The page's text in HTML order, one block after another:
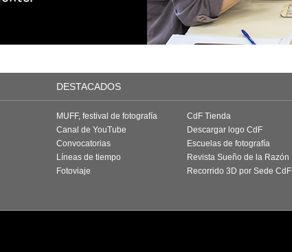
DESTACADOS
MUFF, festival de fotografía
Canal de YouTube
Convocatorias
Líneas de tiempo
Fotoviaje
CdF Tienda
Descargar logo CdF
Escuelas de fotografía
Revista Sueño de la Razón
Recorrido 3D por Sede CdF